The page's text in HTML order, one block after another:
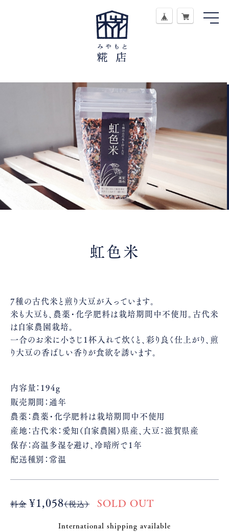
虹色米
7種の古代米と煎り大豆が入っています。
米も大豆も、農薬・化学肥料は栽培期間中不使用。古代米
は自家農園栽培。
一合のお米に小さじ1杯入れて炊くと、彩り良く仕上がり、煎
り大豆の香ばしい香りが食欲を誘います。
内容量：194g
販売期間：通年
農薬：農薬・化学肥料は栽培期間中不使用
産地：古代米：愛知（自家農園）県産、大豆：滋賀県産
保存：高温多湿を避け、冷暗所で1年
配送種別：常温
料金 ¥1,058（税込） SOLD OUT
International shipping available